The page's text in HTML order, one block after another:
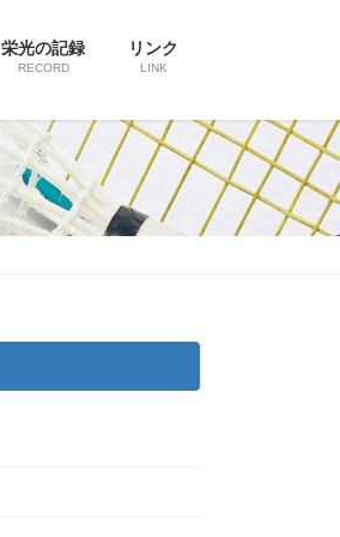
栄光の記録
RECORD
リンク
LINK